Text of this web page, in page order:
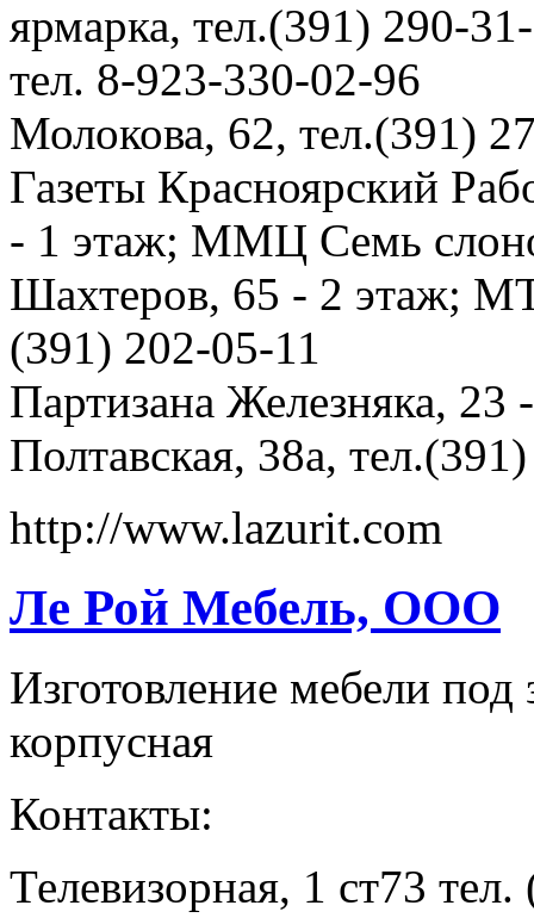
ярмарка, тел.(391) 290-
тел. 8-923-330-02-96
Молокова, 62, тел.(391)
Газеты Красноярский
- 1 этаж; ММЦ Семь
Шахтеров, 65 - 2 этаж;
(391) 202-05-11
Партизана Железняка,
Полтавская, 38а,
http://www.lazurit.com
Ле Рой Мебель, ООО
Изготовление мебели под
корпусная
Контакты:
Телевизорная, 1 ст73